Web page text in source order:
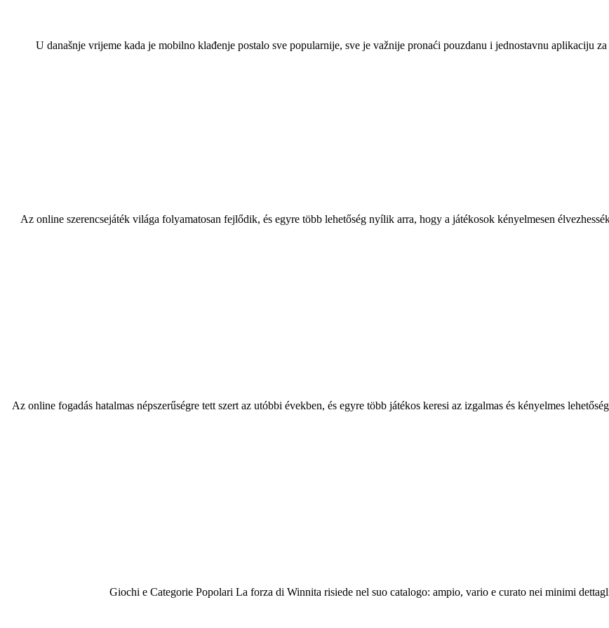
U današnje vrijeme kada je mobilno klađenje postalo sve popularnije, sve je važnije pronaći pouzdanu i jednostavnu aplikaciju
Az online szerencsejáték világa folyamatosan fejlődik, és egyre több lehetőség nyílik arra, hogy a játékosok kényelmesen
Az online fogadás hatalmas népszerűségre tett szert az utóbbi években, és egyre több játékos keresi az izgalmas és kényelmes
Giochi e Categorie Popolari La forza di Winnita risiede nel suo catalogo: ampio, vario e curato nei minimi